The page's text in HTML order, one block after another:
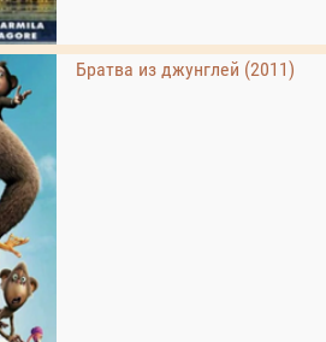
Братва из джунглей (2011)